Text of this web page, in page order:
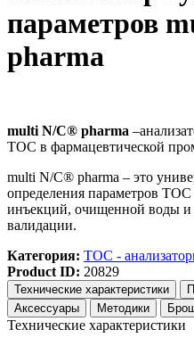
параметров
pharma
multi N/C® pharma
ТОС в фармацевтической
multi N/C® pharma – это
определения параметров ТОС
инъекций, очищенной воды и
валидации.
Категория: TOC -
Product ID: 20829
Технические характеристики
Аксессуары
Методики
Технические характеристики